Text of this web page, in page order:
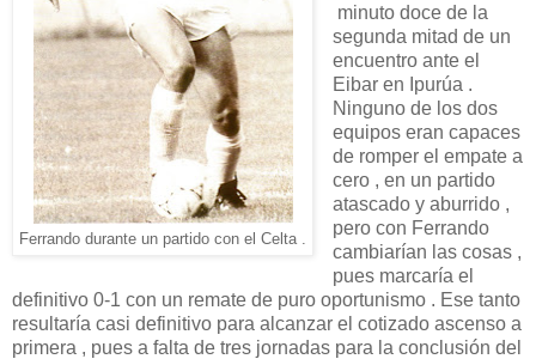
Ferrando durante un partido con el Celta .
minuto doce de la
segunda mitad de un
encuentro ante el
Eibar en Ipurúa .
Ninguno de los dos
equipos eran capaces
de romper el empate a
cero , en un partido
atascado y aburrido ,
pero con Ferrando
cambiarían las cosas ,
pues marcaría el
definitivo 0-1 con un remate de puro oportunismo . Ese tanto
resultaría casi definitivo para alcanzar el cotizado ascenso a
primera , pues a falta de tres jornadas para la conclusión del